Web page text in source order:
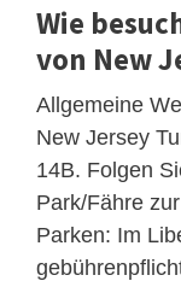
Wie
von New
Allgemeine
New Jersey
14B. Folgen
Park/Fähre
Parken: Im